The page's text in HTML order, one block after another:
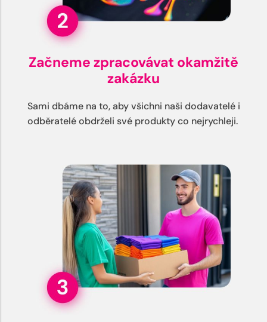
Začneme zpracovávat okamžitě
zakázku
Sami dbáme na to, aby všichni naši dodavatelé i
odběratelé obdrželi své produkty co nejrychleji.